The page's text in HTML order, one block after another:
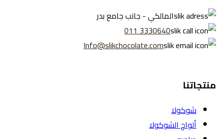
المالكي - جانب جامع بدر
3330640 011
Info@slikchocolate.com
منتجاتنا
شوكولا
ألواح الشوكولا